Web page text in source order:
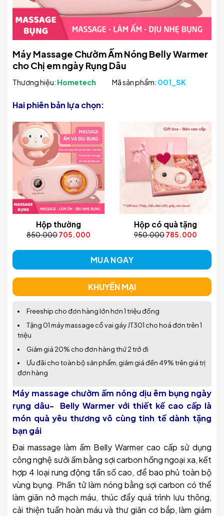
Máy Massage Chườm Ấm Nóng Belly Warmer
cho Chị em ngày Rụng Dâu
Thương hiệu: Hometech Mã sản phẩm: 001_SK
Hai phiên bản lựa chọn:
Hộp thường
850.000705.000
Hộp có quà tặng
950.000785.000
MUA NGAY
KHUYẾN MẠI
Freeship cho đơn hàng lớn hơn 1 triệu đồng
Tặng 01 máy massage cổ vai gáy JT301 cho hoá đơn trên 1
triệu
Giảm giá 20% cho đơn hàng thứ 2 trở đi
Ưu đãi cho toàn bộ sản phẩm, giảm giá đến 49% trên giá trị
đơn hàng
Máy massage chườm ấm nóng dịu êm bụng ngày
rụng dâu- Belly Warmer với thiết kế cao cấp là
món quà yêu thương vô cùng tinh tế dành tặng
bạn gái
Đai massage làm ấm Belly Warmer cao cấp sử dụng
công nghệ sưởi ấm bằng sợi carbon hồng ngoại xa, kết
hợp 4 loại rung động tần số cao, để bao phủ toàn bộ
vùng bụng. Phần tử làm nóng bằng sợi carbon có thể
làm giãn nở mạch máu, thúc đẩy quá trình lưu thông,
cải thiện tuần hoàn máu và thư giãn cơ bắp, làm giảm